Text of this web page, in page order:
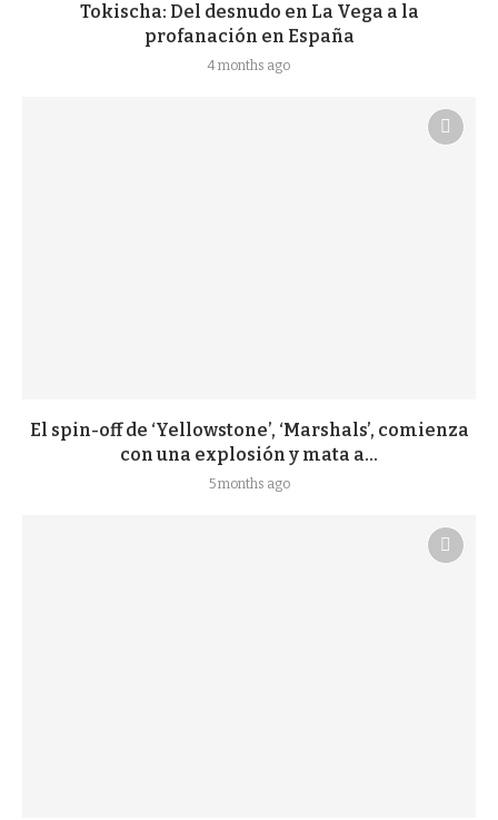
Tokischa: Del desnudo en La Vega a la
profanación en España
4 months ago
El spin-off de ‘Yellowstone’, ‘Marshals’, comienza
con una explosión y mata a...
5 months ago